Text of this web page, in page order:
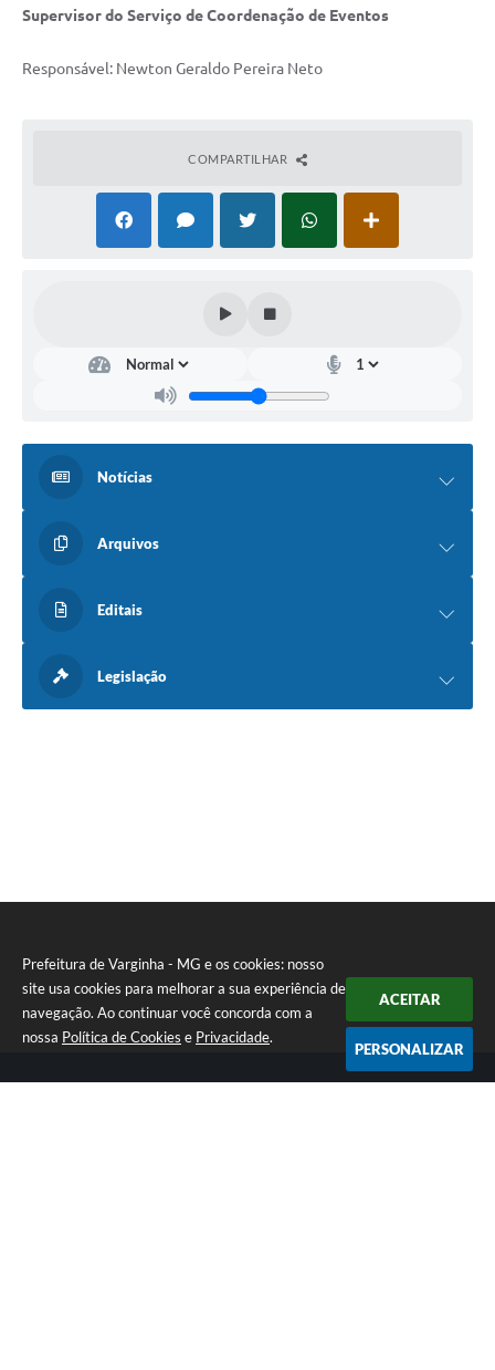
Prefeitura de Varginha - MG e os cookies: nosso
site usa cookies para melhorar a sua experiência de
navegação. Ao continuar você concorda com a
nossa Política de Cookies e Privacidade.
ACEITAR
PERSONALIZAR
Supervisor do Serviço de Coordenação de Eventos
Responsável: Newton Geraldo Pereira Neto
COMPARTILHAR
Notícias
Arquivos
Editais
Legislação